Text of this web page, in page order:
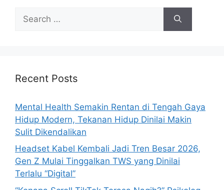
h
r
:
Recent Posts
Mental Health Semakin Rentan di Tengah Gaya
Hidup Modern, Tekanan Hidup Dinilai Makin
Sulit Dikendalikan
Headset Kabel Kembali Jadi Tren Besar 2026,
Gen Z Mulai Tinggalkan TWS yang Dinilai
Terlalu “Digital”